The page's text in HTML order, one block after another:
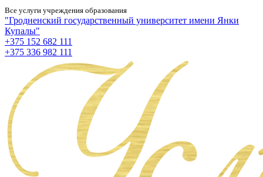
Все услуги учреждения образования
"Гродненский государственный университет имени Янки
Купалы"
+375 152 682 111
+375 336 982 111